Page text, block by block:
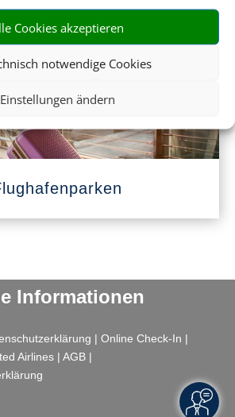
Cookies akzeptieren
notwendige Cookies
Einstellungen ändern
Mietwagen
Informationen
| Online Check-In |
Airlines| AGB|